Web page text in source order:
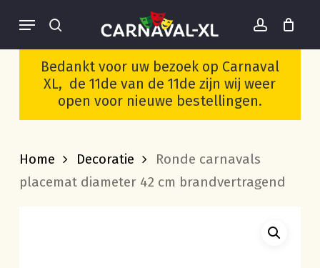
main
content
search account
Menu
Cart Close
Cart
Bedankt voor uw bezoek op Carnaval
XL, de 11de van de 11de zijn wij weer
open voor nieuwe bestellingen.
Home Decoratie
Ronde carnavals
placemat diameter 42 cm brandvertragend
Wees de eerste om
“Ronde carnavals
placemat diameter 42
cm brandvertragend”
te beoordelen
beoordeling te plaatsen.